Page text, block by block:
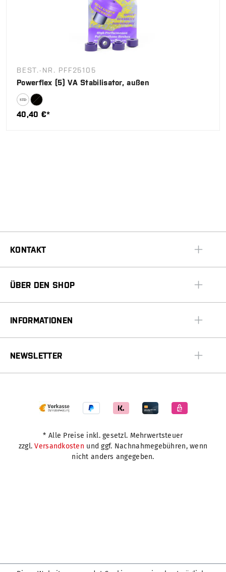
BEST.-NR. PFF25105
Powerflex (5) VA Stabilisator, außen
40,40 €*
KONTAKT
ÜBER DEN SHOP
INFORMATIONEN
NEWSLETTER
* Alle Preise inkl. gesetzl. Mehrwertsteuer
zzgl.Versandkosten und ggf. Nachnahmegebühren, wenn
nicht anders angegeben.